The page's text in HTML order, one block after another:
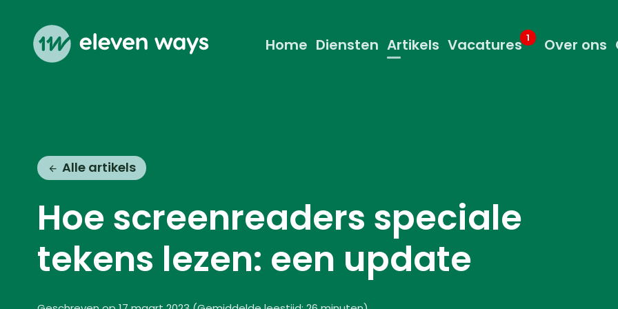
Eleven Ways (Home) Home Diensten Artikels Vacatures 1 Over ons
Alle artikels
Hoe screenreaders speciale
tekens lezen: een update